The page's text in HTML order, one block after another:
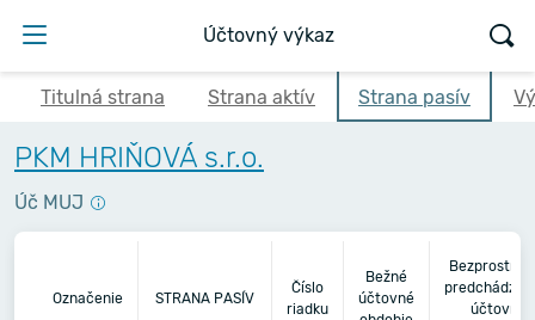
Účtovný výkaz
Titulná strana Strana aktív Strana pasív
PKM HRIŇOVÁ s.r.o.
Úč MUJ
Označenie STRANA PASÍV
Číslo
riadku
Bežné
účtovné
účtovné